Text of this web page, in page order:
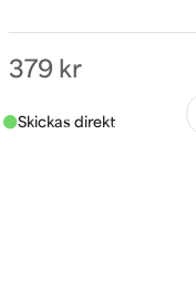
379 kr